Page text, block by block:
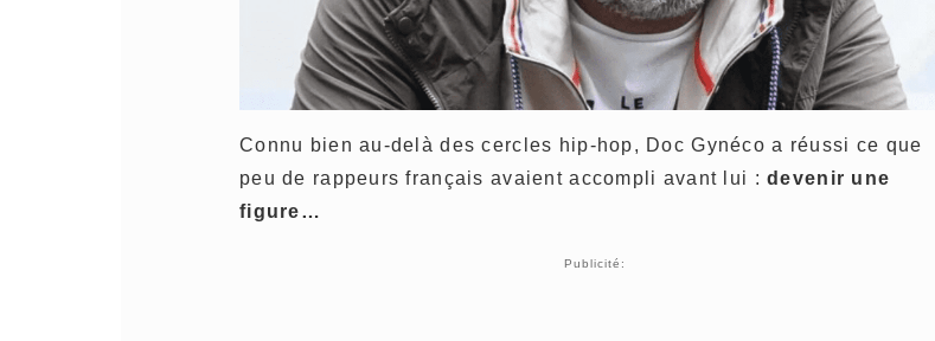
Connu bien au-delà des cercles hip-hop, Doc Gynéco a réussi ce que
peu de rappeurs français avaient accompli avant lui :devenir une
figure…
Publicité: